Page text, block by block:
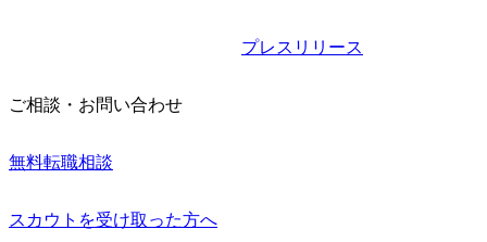
プレスリリース
ご相談・お問い合わせ
無料転職相談
スカウトを受け取った方へ